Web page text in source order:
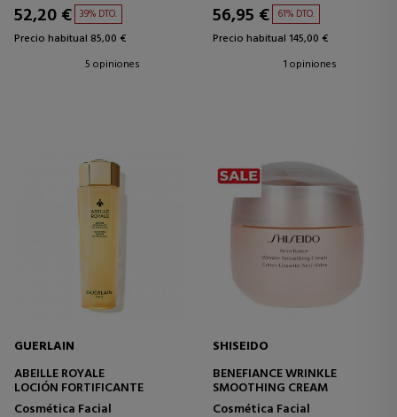
52,20 € 39% DTO.
Precio habitual 85,00 €
5 opiniones
56,95 € 61% DTO.
Precio habitual 145,00 €
1 opiniones
GUERLAIN
ABEILLE ROYALE
LOCIÓN FORTIFICANTE
Cosmética Facial
SHISEIDO
BENEFIANCE WRINKLE
SMOOTHING CREAM
Cosmética Facial